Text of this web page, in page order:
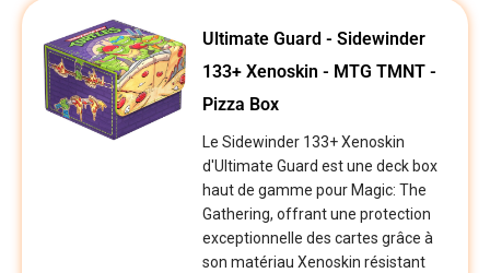
Ultimate Guard - Sidewinder
133+ Xenoskin - MTG TMNT -
Pizza Box
Le Sidewinder 133+ Xenoskin
d'Ultimate Guard est une deck box
haut de gamme pour Magic: The
Gathering, offrant une protection
exceptionnelle des cartes grâce à
son matériau Xenoskin résistant